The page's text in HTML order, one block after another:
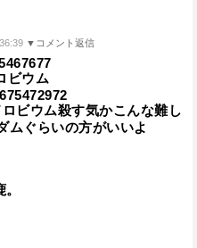
▼コメント返信
ビウム
ビウム殺す気かこんな難し
ムぐらいの方がいいよ